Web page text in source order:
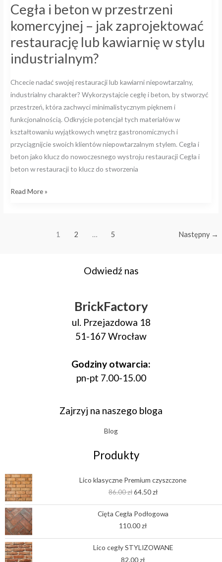
Cegła i beton w przestrzeni
komercyjnej – jak zaprojektować
restaurację lub kawiarnię w stylu
industrialnym?
Chcecie nadać swojej restauracji lub kawiarni niepowtarzalny,
industrialny charakter? Wykorzystajcie cegłę i beton, by stworzyć
przestrzeń, która zachwyci minimalistycznym pięknem i
funkcjonalnością. Odkryjcie potencjał tych materiałów w
kształtowaniu wyjątkowych wnętrz gastronomicznych i
przyciągnijcie swoich klientów niepowtarzalnym stylem. Cegła i
beton jako klucz do nowoczesnego wystroju restauracji Cegła i
beton w restauracji to klucz do stworzenia
stylu
industrialnym?
Read More »
1 2 … 5 Następny →
Odwiedź nas
BrickFactory
ul. Przejazdowa 18
51-167 Wrocław
Godziny otwarcia:
pn-pt 7.00-15.00
Zajrzyj na naszego bloga
Blog
Produkty
Lico klasyczne Premium czyszczone
86.00zł
cena
wynosiła:
86.00 zł.
64.50zł
cena
wynosi:
64.50 zł.
Cięta Cegła Podłogowa
110.00zł
Lico cegły STYLIZOWANE
82.00zł